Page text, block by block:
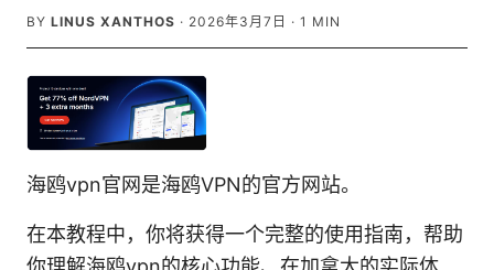
BY LINUS XANTHOS · 2026年3月7日 · 1 MIN
海鸥vpn官网是海鸥VPN的官方网站。
在本教程中，你将获得一个完整的使用指南，帮助